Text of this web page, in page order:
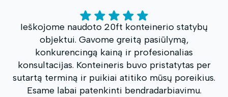
Ieškojome naudoto 20ft konteinerio statybų
objektui. Gavome greitą pasiūlymą,
konkurencingą kainą ir profesionalias
konsultacijas. Konteineris buvo pristatytas per
sutartą terminą ir puikiai atitiko mūsų poreikius.
Esame labai patenkinti bendradarbiavimu.